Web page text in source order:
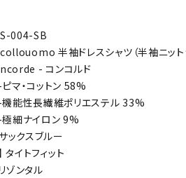
004-SB
半袖ドレスシャツ（半袖ニット
- コンコルド
ットン 58%
繊維ポリエステル 33%
イロン 9%
ックスブルー
タイトフィット
ゾンタル